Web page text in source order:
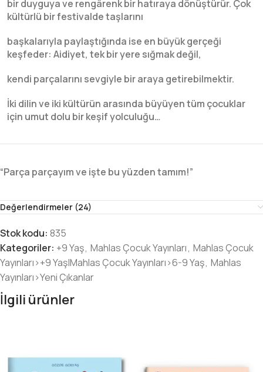
bir duyguya ve rengârenk bir hatıraya dönüştürür. Çok
kültürlü bir festivalde taşlarını
başkalarıyla paylaştığında ise en büyük gerçeği
keşfeder: Aidiyet, tek bir yere sığmak değil,
kendi parçalarını sevgiyle bir araya getirebilmektir.
İki dilin ve iki kültürün arasında büyüyen tüm çocuklar
için umut dolu bir keşif yolculuğu…
“Parça parçayım ve işte bu yüzden tamım!”
Değerlendirmeler (24)
Stok kodu: 835
Kategoriler: +9 Yaş, Mahlas Çocuk Yayınları, Mahlas Çocuk
Yayınları>+9 Yaş|Mahlas Çocuk Yayınları>6-9 Yaş, Mahlas
Yayınları>Yeni Çıkanlar
İlgili ürünler